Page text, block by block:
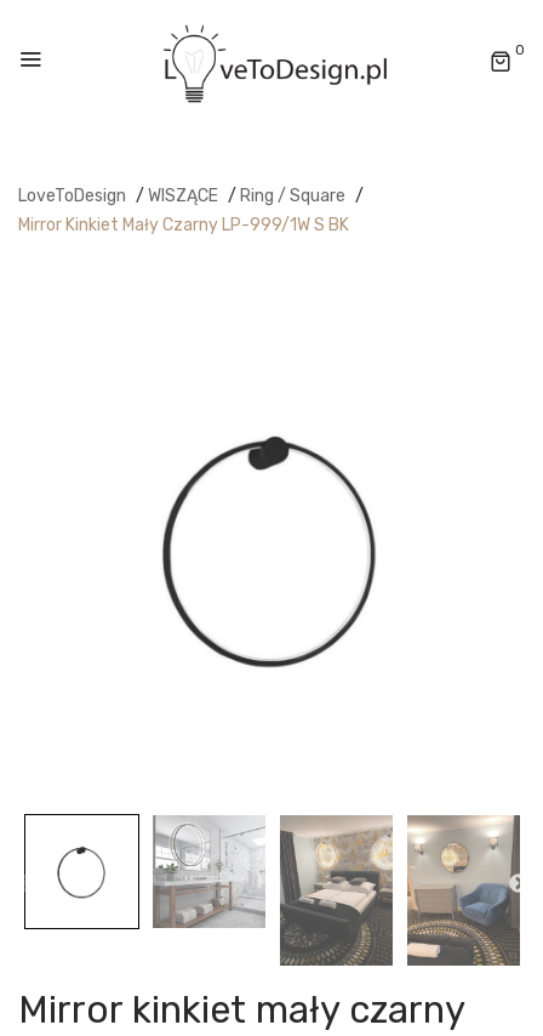
0
LoveToDesign / WISZĄCE / Ring / Square /
Mirror Kinkiet Mały Czarny LP-999/1W S BK
Mirror kinkiet mały czarny